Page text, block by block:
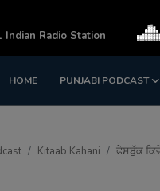
HOME PUNJABI PODCAST
Register
Kitaab Kahani ਫੇਸਬੁੱਕ
Radio Station